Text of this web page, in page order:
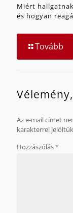
Miért
és hogyan
Tovább
Az e-mail címet
karakterrel jelöltük
Hozzászólás*